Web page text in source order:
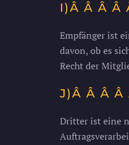
I)Â Â Â Â
Empfänger ist
davon, ob es
Recht der
J)Â Â Â Â
Dritter ist eine